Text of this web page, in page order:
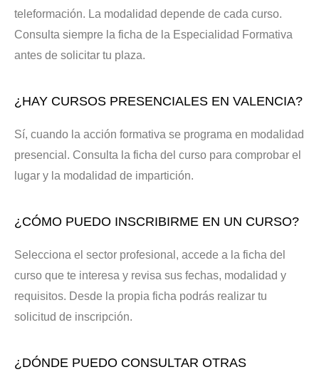
teleformación. La modalidad depende de cada curso.
Consulta siempre la ficha de la Especialidad Formativa
antes de solicitar tu plaza.
¿HAY CURSOS PRESENCIALES EN VALENCIA?
Sí, cuando la acción formativa se programa en modalidad
presencial. Consulta la ficha del curso para comprobar el
lugar y la modalidad de impartición.
¿CÓMO PUEDO INSCRIBIRME EN UN CURSO?
Selecciona el sector profesional, accede a la ficha del
curso que te interesa y revisa sus fechas, modalidad y
requisitos. Desde la propia ficha podrás realizar tu
solicitud de inscripción.
¿DÓNDE PUEDO CONSULTAR OTRAS